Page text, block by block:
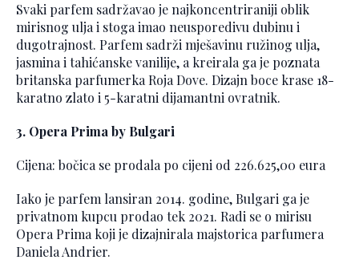
Svaki parfem sadržavao je najkoncentriraniji oblik
mirisnog ulja i stoga imao neusporedivu dubinu i
dugotrajnost. Parfem sadrži mješavinu ružinog ulja,
jasmina i tahićanske vanilije, a kreirala ga je poznata
britanska parfumerka Roja Dove. Dizajn boce krase 18-
karatno zlato i 5-karatni dijamantni ovratnik.
3. Opera Prima by Bulgari
Cijena: bočica se prodala po cijeni od 226.625,00 eura
Iako je parfem lansiran 2014. godine, Bulgari ga je
privatnom kupcu prodao tek 2021. Radi se o mirisu
Opera Prima koji je dizajnirala majstorica parfumera
Daniela Andrier.